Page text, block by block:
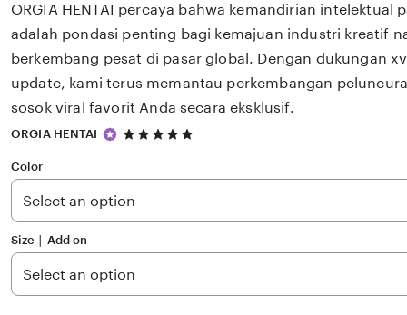
ORGIA HENTAI percaya bahwa kemandirian intelektual
adalah pondasi penting bagi kemajuan industri kreatif
berkembang pesat di pasar global. Dengan dukungan
update, kami terus memantau perkembangan
sosok viral favorit Anda secara eksklusif.
ORGIA HENTAI
5
5
stars
Color
Size ∣ Add on